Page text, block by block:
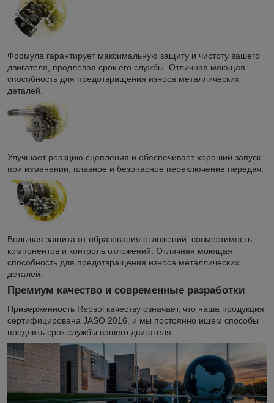
Формула гарантирует максимальную защиту и чистоту вашего
двигателя, продлевая срок его службы. Отличная моющая
способность для предотвращения износа металлических
деталей.
Улучшает реакцию сцепления и обеспечивает хороший запуск
при изменении, плавное и безопасное переключение передач.
Большая защита от образования отложений, совместимость
компонентов и контроль отложений. Отличная моющая
способность для предотвращения износа металлических
деталей.
Премиум качество и современные разработки
Приверженность Repsol качеству означает, что наша продукция
сертифицирована JASO 2016, и мы постоянно ищем способы
продлить срок службы вашего двигателя.